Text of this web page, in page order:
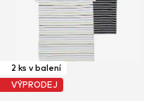
2 ks v balení
VÝPRODEJ